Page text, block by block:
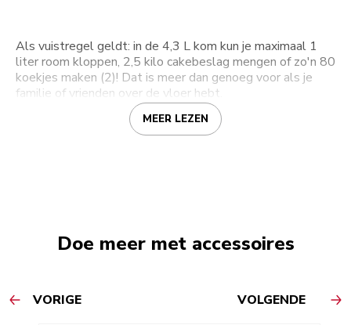
Als vuistregel geldt: in de 4,3 L kom kun je maximaal 1
liter room kloppen, 2,5 kilo cakebeslag mengen of zo'n 80
koekjes maken (2)! Dat is meer dan genoeg voor als je
familie of vrienden over de vloer hebt.
MEER LEZEN
Doe meer met accessoires
VORIGE VOLGENDE